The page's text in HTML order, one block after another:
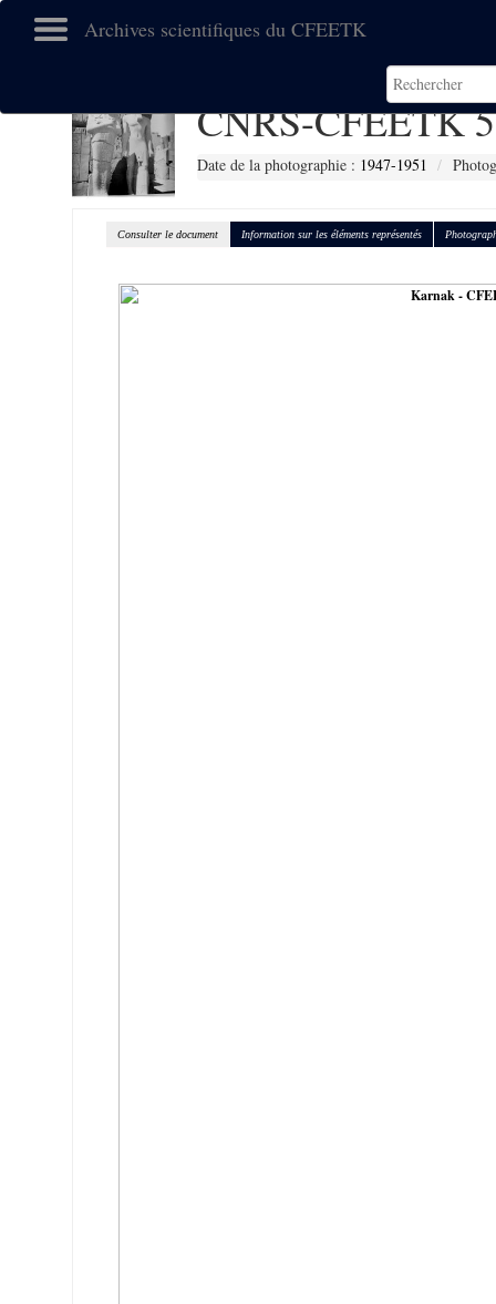
Archives scientifiques du CFEETK
CNRS-CFEETK
Date de la photographie : 1947-1951
Consulter le document Information sur les éléments représentés